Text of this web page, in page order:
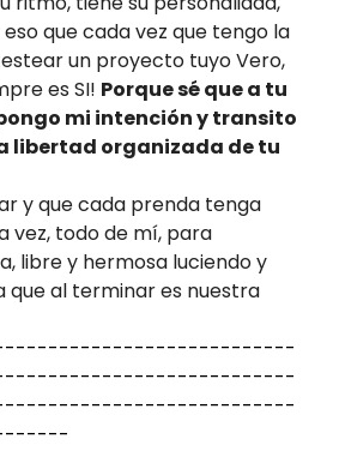
que cada vez que tengo la
un proyecto tuyo Vero,
es SI! Porque sé que a tu
mi intención y transito
libertad organizada de tu
y que cada prenda tenga
vez, todo de mí, para
libre y hermosa luciendo y
al terminar es nuestra